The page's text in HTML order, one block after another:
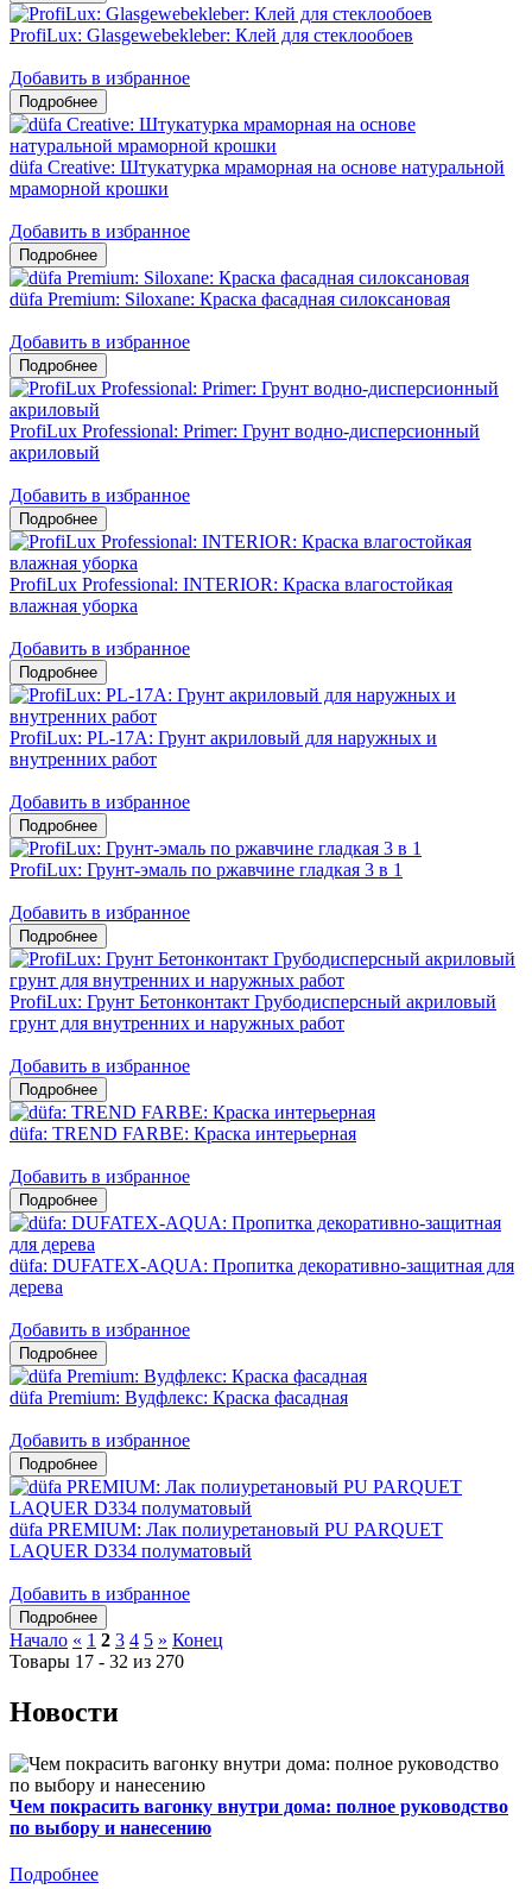
ProfiLux: Glasgewebekleber: Клей для стеклообоев
Добавить в избранное
düfa Creative: Штукатурка мраморная на основе натуральной
мраморной крошки
Добавить в избранное
düfa Premium: Siloxane: Краска фасадная силоксановая
Добавить в избранное
ProfiLux Professional: Primer: Грунт водно-дисперсионный
акриловый
Добавить в избранное
ProfiLux Professional: INTERIOR: Краска влагостойкая
влажная уборка
Добавить в избранное
ProfiLux: PL-17A: Грунт акриловый для наружных и
внутренних работ
Добавить в избранное
ProfiLux: Грунт-эмаль по ржавчине гладкая 3 в 1
Добавить в избранное
ProfiLux: Грунт Бетонконтакт Грубодисперсный акриловый
грунт для внутренних и наружных работ
Добавить в избранное
düfa: TREND FARBE: Краска интерьерная
Добавить в избранное
düfa: DUFATEX-AQUA: Пропитка декоративно-защитная для
дерева
Добавить в избранное
düfa Premium: Вудфлекс: Краска фасадная
Добавить в избранное
düfa PREMIUM: Лак полиуретановый PU PARQUET
LAQUER D334 полуматовый
Добавить в избранное
Начало « 1 2 3 4 5 » Конец
Товары 17 - 32 из 270
Новости
Чем покрасить вагонку внутри дома: полное руководство
по выбору и нанесению
Подробнее